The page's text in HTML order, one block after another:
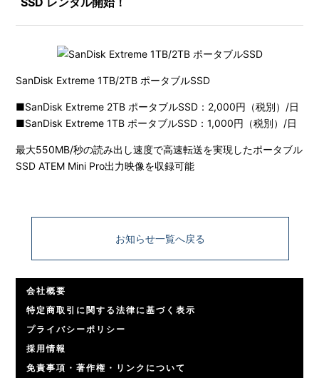
SanDisk Extreme 1TB/2TB ポータブルSSD
■SanDisk Extreme 2TB ポータブルSSD：2,000円（税別）/日
■SanDisk Extreme 1TB ポータブルSSD：1,000円（税別）/日
最大550MB/秒の読み出し速度で高速転送を実現したポータブル
SSD ATEM Mini Pro出力映像を収録可能
お知らせ一覧へ戻る
会社概要
特定商取引に関する法律に基づく表示
プライバシーポリシー
採用情報
免責事項・著作権・リンクについて